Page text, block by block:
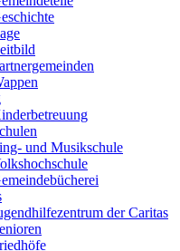
und Musikschule
der Caritas